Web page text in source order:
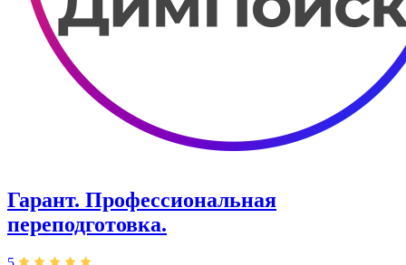
Гарант. Профессиональная
переподготовка.